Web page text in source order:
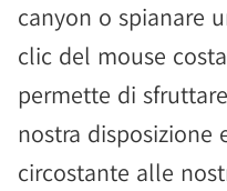
canyon o spianare
clic del mouse
permette di
nostra disposizione
circostante alle